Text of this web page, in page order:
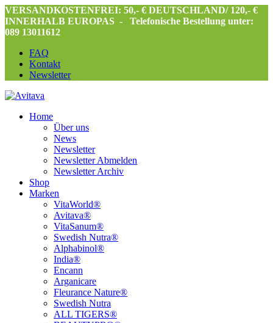
VERSANDKOSTENFREI: 50,- € DEUTSCHLAND/ 120,- €
INNERHALB EUROPAS -
Telefonische Bestellung unter:
089 13011612
FAQ
Kontakt
Newsletter
Home
Über uns
News
Newsletter
Newsletter Abmelden
Newsletter Archiv
Shop
Marken
VitaWorld®
Avitava®
VitaSanum®
Swedish Nutra®
Alphabinol®
India®
Encann
Arganicare
Fleurance Nature®
Swedish Nutra
ALL TIGERS®